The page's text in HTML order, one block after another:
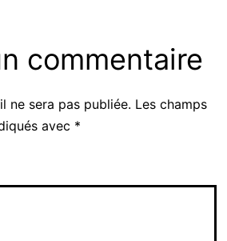
commentaire
ne sera pas publiée. Les champs
avec *